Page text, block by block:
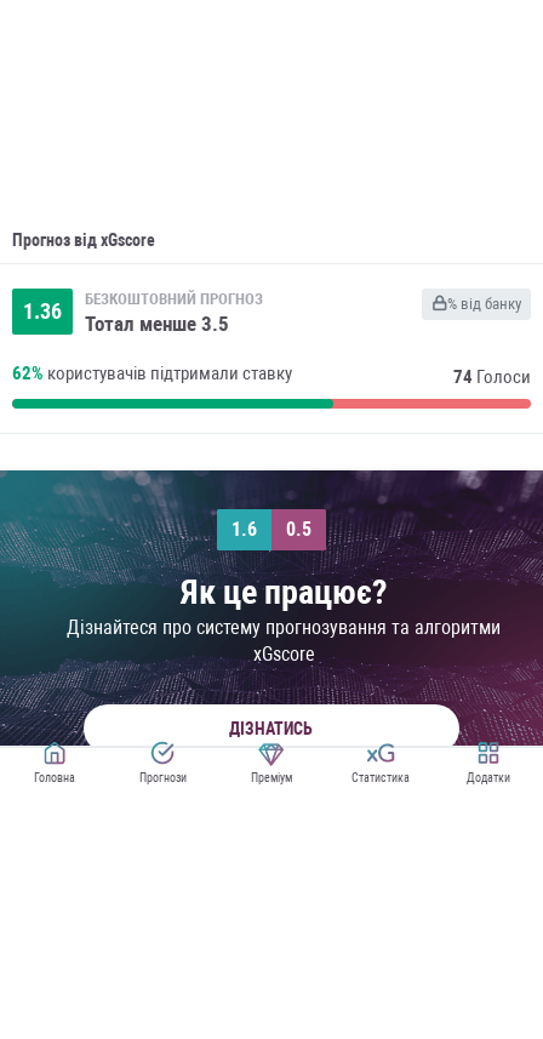
Прогноз від xGscore
1.36 БЕЗКОШТОВНИЙ ПРОГНОЗ
Тотал менше 3.5
% від банку
62% користувачів підтримали ставку 74 Голоси
1.6 0.5
Як це працює?
Дізнайтеся про систему прогнозування та алгоритми
xGscore
ДІЗНАТИСЬ
Головна Прогнози Преміум Статистика Додатки